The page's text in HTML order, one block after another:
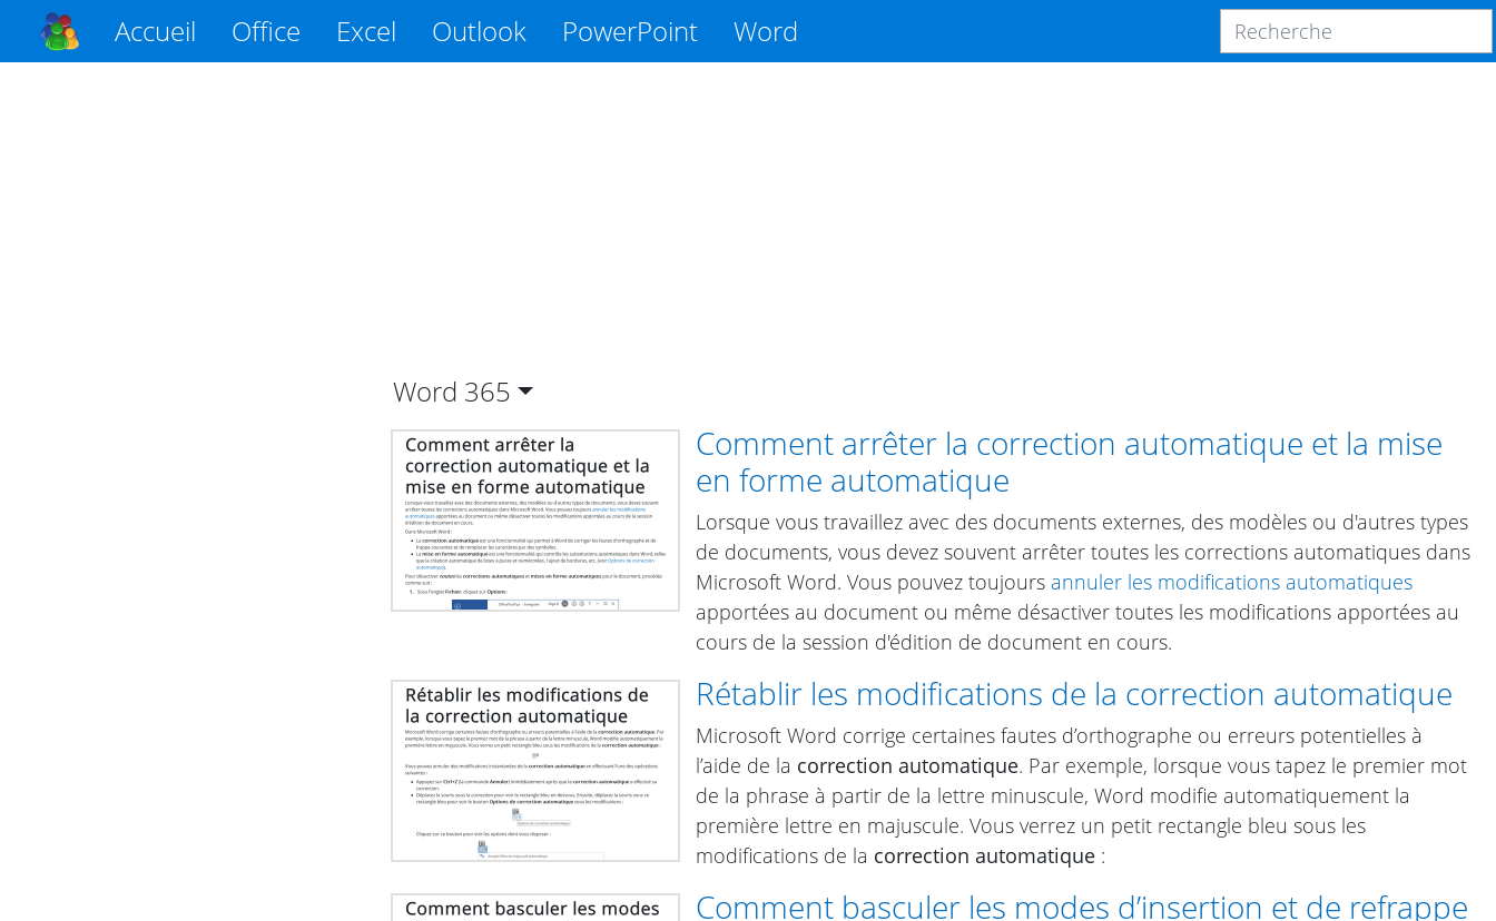
Accueil Office Excel Outlook PowerPoint Word
Word 365
Comment arrêter la correction automatique et la mise
en forme automatique
Lorsque vous travaillez avec des documents externes, des modèles ou d'autres types
de documents, vous devez souvent arrêter toutes les corrections automatiques dans
Microsoft Word. Vous pouvez toujours annuler les modifications automatiques
apportées au document ou même désactiver toutes les modifications apportées au
cours de la session d'édition de document en cours.
Rétablir les modifications de la correction automatique
Microsoft Word corrige certaines fautes d’orthographe ou erreurs potentielles à
l’aide de la correction automatique. Par exemple, lorsque vous tapez le premier mot
de la phrase à partir de la lettre minuscule, Word modifie automatiquement la
première lettre en majuscule. Vous verrez un petit rectangle bleu sous les
modifications de la correction automatique :
Comment basculer les modes d’insertion et de refrappe